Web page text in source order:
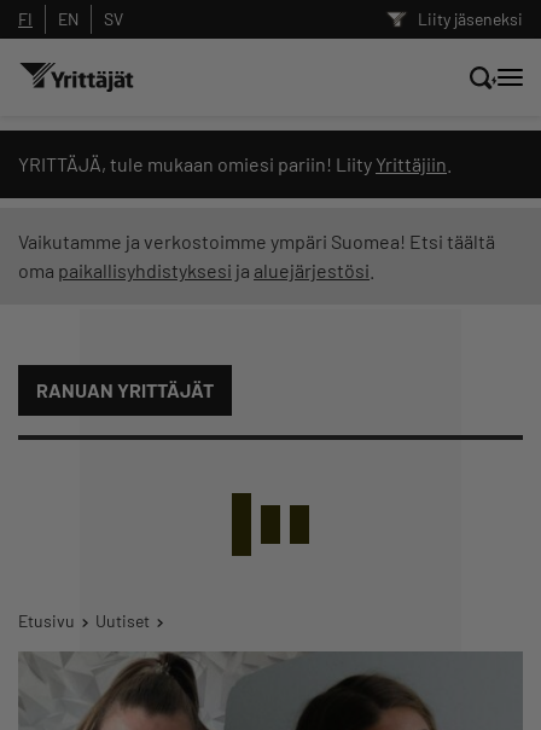
Liity jäseneksi
FI EN SV
YRITTÄJÄ, tule mukaan omiesi pariin! Liity Yrittäjiin
Vaikutamme ja verkostoimme ympäri Suomea! Etsi täältä
oma paikallisyhdistyksesi ja aluejärjestösi
RANUAN YRITTÄJÄT
Etusivu Uutiset
Hae sivustolta tai kysy suoraan
Yrittäjien tekoälyltä
Suodata hakutuloksia: näytä kaikki sisältö